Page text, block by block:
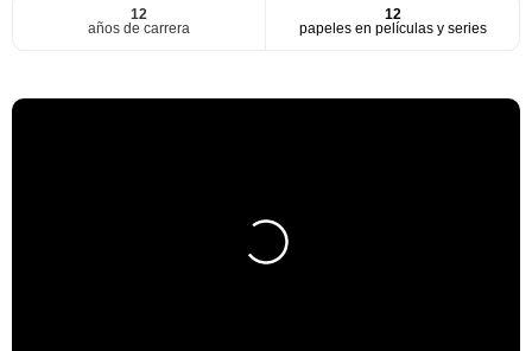
12
años de carrera
12
papeles en películas y series